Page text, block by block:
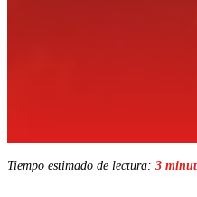
Tiempo estimado de lectura: 3